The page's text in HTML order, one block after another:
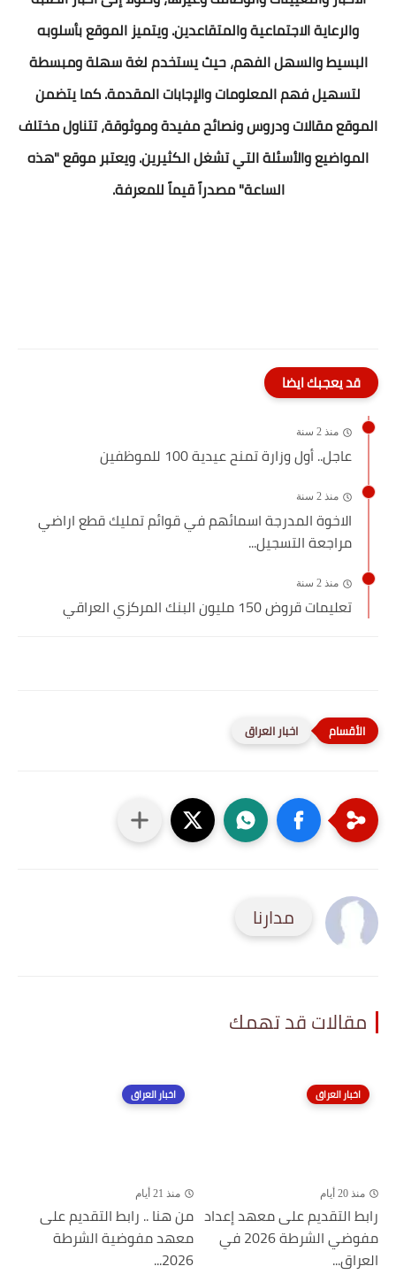
والرعاية الاجتماعية والمتقاعدين. ويتميز الموقع بأسلوبه
البسيط والسهل الفهم، حيث يستخدم لغة سهلة ومبسطة
لتسهيل فهم المعلومات والإجابات المقدمة. كما يتضمن
الموقع مقالات ودروس ونصائح مفيدة وموثوقة، تتناول مختلف
المواضيع والأسئلة التي تشغل الكثيرين. ويعتبر موقع "هذه
الساعة" مصدراً قيماً للمعرفة.
قد يعجبك ايضا
منذ 2 سنة
عاجل.. أول وزارة تمنح عيدية 100 للموظفين
منذ 2 سنة
الاخوة المدرجة اسمائهم في قوائم تمليك قطع اراضي
مراجعة التسجيل...
منذ 2 سنة
تعليمات قروض 150 مليون البنك المركزي العراقي
اخبار العراق
مدارنا
مقالات قد تهمك
اخبار العراق
منذ 20 أيام
رابط التقديم على معهد إعداد
مفوضي الشرطة 2026 في
العراق...
اخبار العراق
منذ 21 أيام
من هنا .. رابط التقديم على
معهد مفوضية الشرطة
2026...